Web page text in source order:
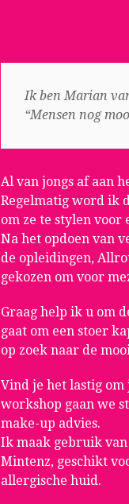
Ik ben Marian
“Mensen nog
Al van jongs af aan
Regelmatig word ik
om ze te stylen voor
Na het opdoen van
de opleidingen,
gekozen om voor
Graag help ik u om
gaat om een stoer
op zoek naar de
Vind je het lastig
workshop gaan we
make-up advies.
Ik maak gebruik
Mintenz, geschikt
allergische huid.